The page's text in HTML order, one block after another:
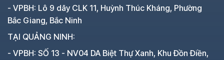
- VPBH: Lô 9 dãy CLK 11, Huỳnh Thúc Kháng, Phường
Bắc Giang, Bắc Ninh
TẠI QUẢNG NINH:
- VPBH: SỐ 13 - NV04 DA Biệt Thự Xanh, Khu Đồn Điền,